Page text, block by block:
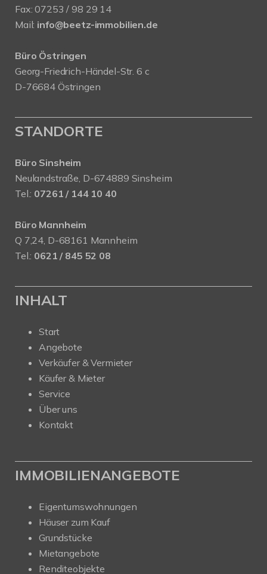
Fax: 07253 / 98 29 14
Mail: info@beetz-immobilien.de
Büro Östringen
Georg-Friedrich-Händel-Str. 6 c
D-76684 Östringen
STANDORTE
Büro Sinsheim
Neulandstraße, D-674889 Sinsheim
Tel.: 07261 / 144 10 40
Büro Mannheim
Q 7,24, D-68161 Mannheim
Tel.: 0621 / 845 52 08
INHALT
Start
Angebote
Verkäufer & Vermieter
Käufer & Mieter
Service
Über uns
Kontakt
IMMOBILIENANGEBOTE
Eigentumswohnungen
Häuser zum Kauf
Grundstücke
Mietangebote
Renditeobjekte